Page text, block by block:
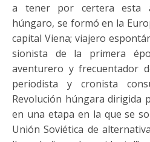
a tener por certera esta
húngaro, se formó en la
capital Viena; viajero
sionista de la primera
aventurero y frecuentador
periodista y cronista
Revolución húngara dirigida
en una etapa en la que se
Unión Soviética de